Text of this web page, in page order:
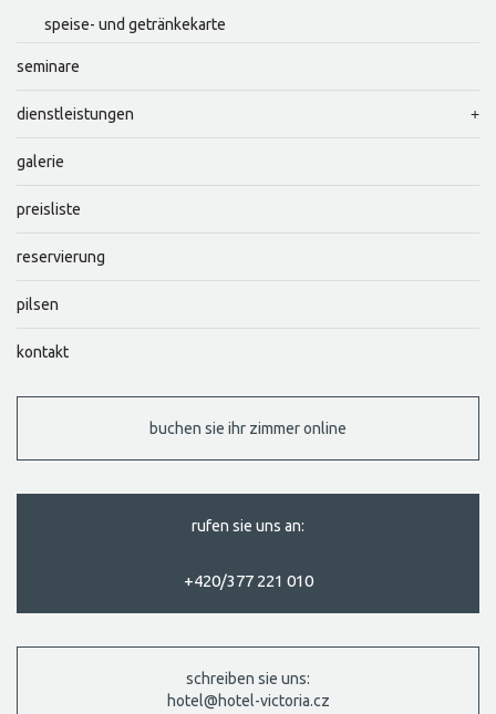
speise- und getränkekarte
seminare
dienstleistungen
galerie
preisliste
reservierung
pilsen
kontakt
buchen sie ihr zimmer online
rufen sie uns an:
+420/377 221 010
schreiben sie uns:
hotel@hotel-victoria.cz